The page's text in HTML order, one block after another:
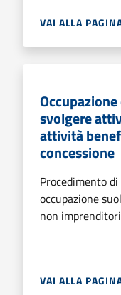
VAI ALLA
svolgere
attività
concessione
Procedimento
occupazione
non
VAI ALLA